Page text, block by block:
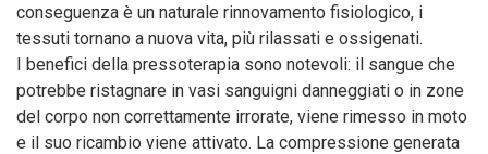
conseguenza è un naturale rinnovamento fisiologico, i
tessuti tornano a nuova vita, più rilassati e ossigenati.
I benefici della pressoterapia sono notevoli: il sangue che
potrebbe ristagnare in vasi sanguigni danneggiati o in zone
del corpo non correttamente irrorate, viene rimesso in moto
e il suo ricambio viene attivato. La compressione generata